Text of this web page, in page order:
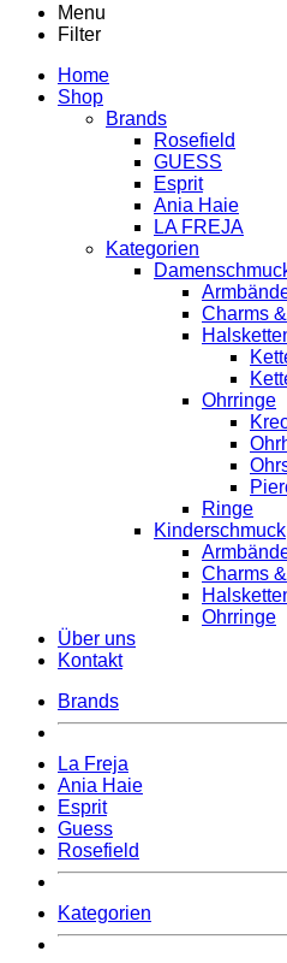
Menu
Filter
Home
Shop
Brands
Rosefield
GUESS
Esprit
Ania Haie
LA FREJA
Kategorien
Charms
Ohrringe
Ringe
Kinderschmuck
Charms
Ohrringe
Über uns
Kontakt
Brands
La Freja
Ania Haie
Esprit
Guess
Rosefield
Kategorien